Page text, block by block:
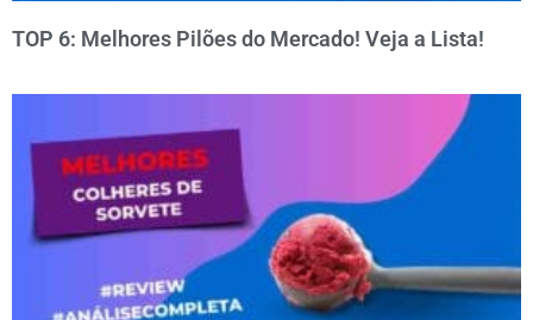
TOP 6: Melhores Pilões do Mercado! Veja a Lista!